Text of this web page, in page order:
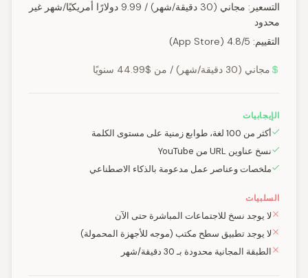
التسعير: مجاني (30 دقيقة/شهر) / 9.99 دولارًا أمريكيًا/شهر غير
محدود
التقييم: 4.8/5 (App Store)
مجاني (30 دقيقة/شهر) / من $44.99 سنويًا
الإيجابيات
أكثر من 100 لغة، طوابع زمنية على مستوى الكلمة
نسخ عناوين URL من YouTube
ملخصات وعناصر عمل مدعومة بالذكاء الاصطناعي
السلبيات
لا يوجد نسخ للاجتماعات المباشرة حتى الآن
لا يوجد تطبيق سطح مكتب (موجه للأجهزة المحمولة)
الطبقة المجانية محدودة بـ 30 دقيقة/شهر